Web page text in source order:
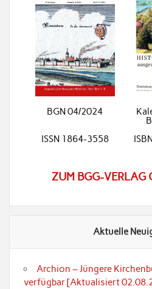
BGN 04/2024
ISSN 1864-3558
ZUM BGG-VERLAG
Aktuelle
Archion – Jüngere
verfügbar [Aktualisiert